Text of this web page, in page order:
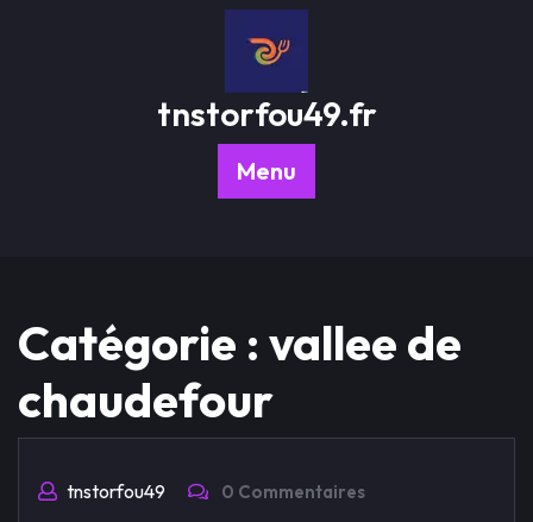
tnstorfou49.fr
Menu
Catégorie : vallee de
chaudefour
tnstorfou49 0 Commentaires